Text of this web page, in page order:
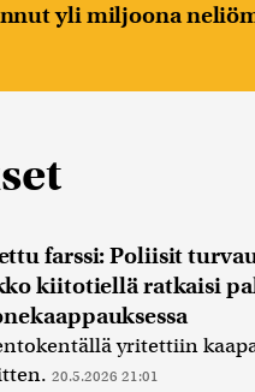
yli miljoona
farssi: Poliisit
kiitotiellä ratkaisi
yritettiin
20.5.2026 21:01